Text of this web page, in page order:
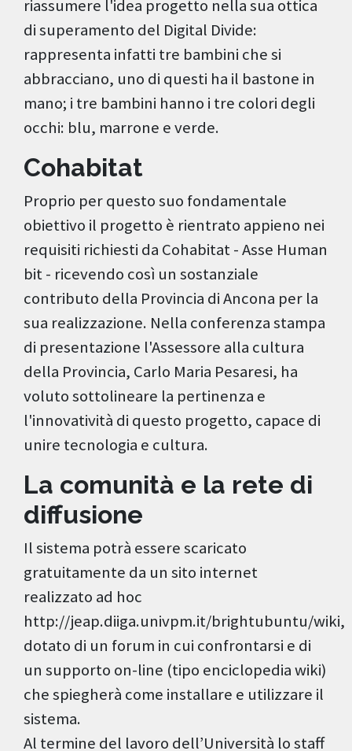
riassumere l'idea progetto nella sua ottica
di superamento del Digital Divide:
rappresenta infatti tre bambini che si
abbracciano, uno di questi ha il bastone in
mano; i tre bambini hanno i tre colori degli
occhi: blu, marrone e verde.
Cohabitat
Proprio per questo suo fondamentale
obiettivo il progetto è rientrato appieno nei
requisiti richiesti da Cohabitat - Asse Human
bit - ricevendo così un sostanziale
contributo della Provincia di Ancona per la
sua realizzazione. Nella conferenza stampa
di presentazione l'Assessore alla cultura
della Provincia, Carlo Maria Pesaresi, ha
voluto sottolineare la pertinenza e
l'innovatività di questo progetto, capace di
unire tecnologia e cultura.
La comunità e la rete di
diffusione
Il sistema potrà essere scaricato
gratuitamente da un sito internet
realizzato ad hoc
http://jeap.diiga.univpm.it/brightubuntu/wiki,
dotato di un forum in cui confrontarsi e di
un supporto on-line (tipo enciclopedia wiki)
che spiegherà come installare e utilizzare il
sistema.
Al termine del lavoro dell’Università lo staff